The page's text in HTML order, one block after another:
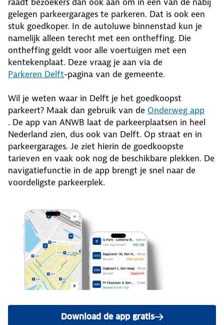
raadt bezoekers dan ook aan om in één van de nabij
gelegen parkeergarages te parkeren. Dat is ook een
stuk goedkoper. In de autoluwe binnenstad kun je
namelijk alleen terecht met een ontheffing. Die
ontheffing geldt voor alle voertuigen met een
kentekenplaat. Deze vraag je aan via de
Parkeren Delft-pagina van de gemeente.
Wil je weten waar in Delft je het goedkoopst
parkeert? Maak dan gebruik van de Onderweg app
. De app van ANWB laat de parkeerplaatsen in heel
Nederland zien, dus ook van Delft. Op straat en in
parkeergarages. Je ziet hierin de goedkoopste
tarieven en vaak ook nog de beschikbare plekken. De
navigatiefunctie in de app brengt je snel naar de
voordeligste parkeerplek.
Download de app gratis